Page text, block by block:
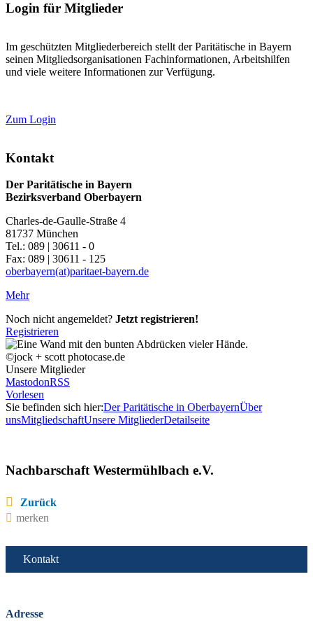
Login für Mitglieder
Im geschützten Mitgliederbereich stellt der Paritätische in Bayern
seinen Mitgliedsorganisationen Fachinformationen, Arbeitshilfen
und viele weitere Informationen zur Verfügung.
Zum Login
Kontakt
Der Paritätische in Bayern
Bezirksverband Oberbayern
Charles-de-Gaulle-Straße 4
81737 München
Tel.: 089 | 30611 - 0
Fax: 089 | 30611 - 125
oberbayern(at)paritaet-bayern.de
Mehr
Noch nicht angemeldet? Jetzt registrieren!
Registrieren
©jock + scott photocase.de
Unsere Mitglieder
MastodonRSS
Vorlesen
Sie befinden sich hier:Der Paritätische in OberbayernÜber
unsMitgliedschaftUnsere MitgliederDetailseite
Nachbarschaft Westermühlbach e.V.
Zurück
merken
Kontakt
Adresse